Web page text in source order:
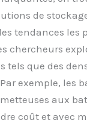
de
tendances les
chercheurs
que des
exemple, les
aux
coût et avec